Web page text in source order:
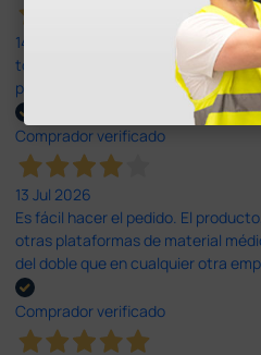
14 Jul 2026
todo correcto. podria señalar que
plazo de entrega se alarga.
Comprador verificado
13 Jul 2026
Es fácil hacer el pedido. El
otras plataformas de material
del doble que en cualquier otra
Comprador verificado